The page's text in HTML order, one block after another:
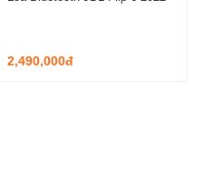
2,490,000đ